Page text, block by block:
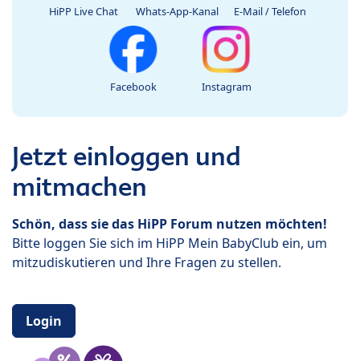
HiPP Live Chat Whats-App-Kanal E-Mail / Telefon
Facebook Instagram
Jetzt einloggen und
mitmachen
Schön, dass sie das HiPP Forum nutzen möchten!
Bitte loggen Sie sich im HiPP Mein BabyClub ein, um
mitzudiskutieren und Ihre Fragen zu stellen.
Login